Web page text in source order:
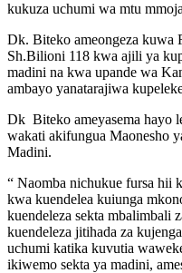
kukuza uchumi wa mtu
Dk. Biteko ameongeza kuwa
Sh.Bilioni 118 kwa ajili ya
madini na kwa upande wa
ambayo yanatarajiwa
Dk Biteko ameyasema hayo
wakati akifungua Maonesho
Madini.
“ Naomba nichukue fursa hii
kwa kuendelea kuiunga
kuendeleza sekta
kuendeleza jitihada za
uchumi katika kuvutia
ikiwemo sekta ya madini,